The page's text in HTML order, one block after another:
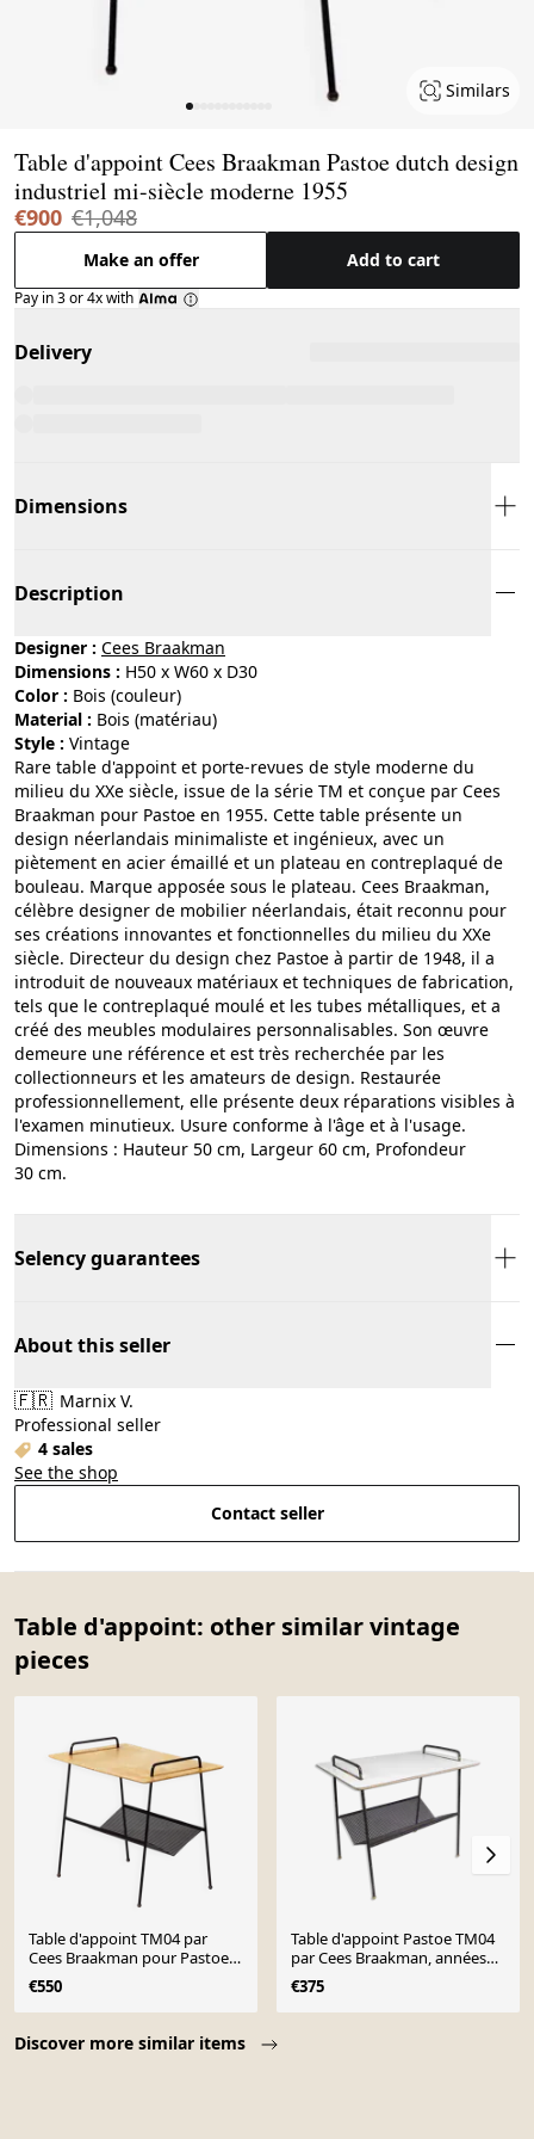
Similars
Table d'appoint Cees Braakman Pastoe dutch design
industriel mi-siècle moderne 1955
€900 €1,048
Make an offer Add to cart
Pay in 3 or 4x with
Delivery
Dimensions
Description
Designer : Cees Braakman
Dimensions : H50 x W60 x D30
Color :
bois (couleur)
Material :
bois (matériau)
Style :
vintage
Rare table d'appoint et porte-revues de style moderne du
milieu du XXe siècle, issue de la série TM et conçue par Cees
Braakman pour Pastoe en 1955. Cette table présente un
design néerlandais minimaliste et ingénieux, avec un
piètement en acier émaillé et un plateau en contreplaqué de
bouleau. Marque apposée sous le plateau. Cees Braakman,
célèbre designer de mobilier néerlandais, était reconnu pour
ses créations innovantes et fonctionnelles du milieu du XXe
siècle. Directeur du design chez Pastoe à partir de 1948, il a
introduit de nouveaux matériaux et techniques de fabrication,
tels que le contreplaqué moulé et les tubes métalliques, et a
créé des meubles modulaires personnalisables. Son œuvre
demeure une référence et est très recherchée par les
collectionneurs et les amateurs de design. Restaurée
professionnellement, elle présente deux réparations visibles à
l'examen minutieux. Usure conforme à l'âge et à l'usage.
Dimensions : Hauteur 50 cm, Largeur 60 cm, Profondeur
30 cm.
Selency guarantees
About this seller
🇫🇷 Marnix V.
Professional seller
4 sales
See the shop
Contact seller
Table d'appoint: other similar vintage
pieces
Discover more similar items
Table d'appoint TM04 par
Cees Braakman pour Pastoe,
1953 avec panier de lecture.
€550
Table d'appoint Pastoe TM04
par Cees Braakman, années
1950
€375